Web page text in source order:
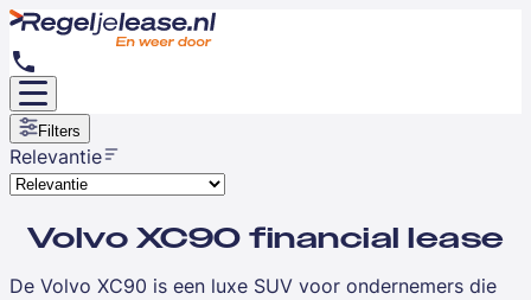
Filters
Relevantie
Volvo XC90 financial lease
De Volvo XC90 is een luxe SUV voor ondernemers die